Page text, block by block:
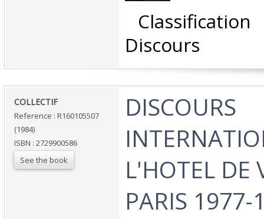
Discours‎
‎COLLECTIF‎
Reference : R160105507
(1984)
ISBN : 2729900586
See the book
‎DISCOURS
L'HOTEL DE
PARIS 1977-